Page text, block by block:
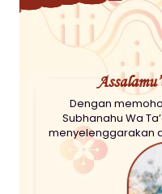
Dengan
Subhanahu Wa
menyelenggarakan